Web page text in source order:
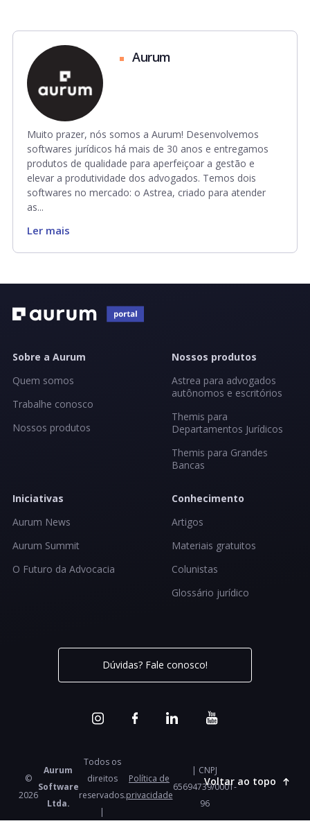
Aurum
Muito prazer, nós somos a Aurum! Desenvolvemos
softwares jurídicos há mais de 30 anos e entregamos
produtos de qualidade para aperfeiçoar a gestão e
elevar a produtividade dos advogados. Temos dois
softwares no mercado: o Astrea, criado para atender
as...
Ler mais
Sobre a Aurum
Quem somos
Trabalhe conosco
Nossos produtos
Nossos produtos
Astrea para advogados
autônomos e escritórios
Themis para
Departamentos Jurídicos
Themis para Grandes
Bancas
Iniciativas
Aurum News
Aurum Summit
O Futuro da Advocacia
Conhecimento
Artigos
Materiais gratuitos
Colunistas
Glossário jurídico
Dúvidas? Fale conosco!
©
2026
Aurum
Software
Ltda.
Todos os
direitos
reservados.
|
Política de
privacidade
| CNPJ
65694739/0001-
96
Voltar ao topo